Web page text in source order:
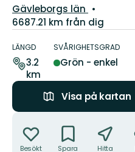
Län:
Gävleborgs län
6687.21 km från dig
om
leden
LÄNGD
3.2
km
SVÅRIGHETSGRAD
Grön - enkel
Visa på kartan
Besökt Spara
Hitta